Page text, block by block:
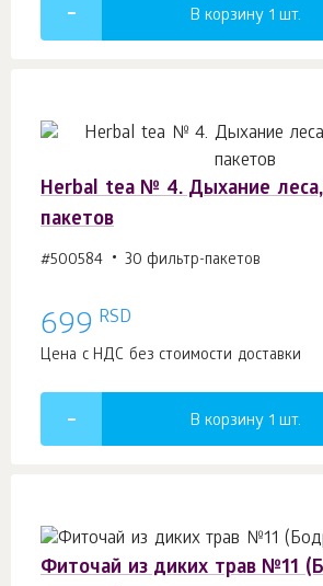
В корзину 1 шт.
Herbal tea № 4. Дыхание
пакетов
#500584 30 фильтр-пакетов
699 RSD
Цена с НДС без стоимости доставки
В корзину 1 шт.
Фиточай из диких трав №11